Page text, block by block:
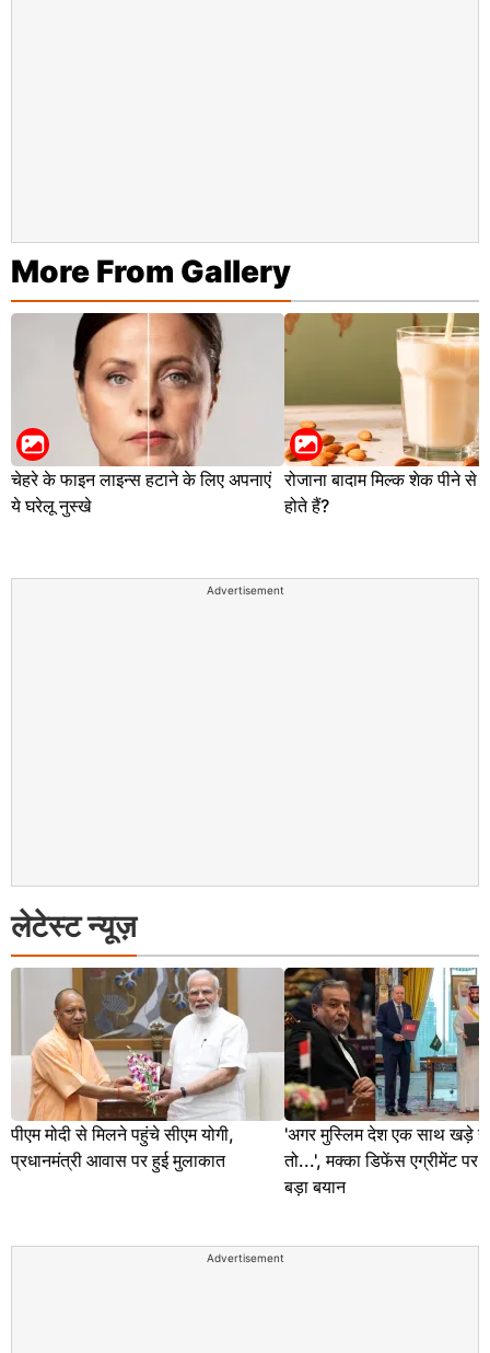
More From Gallery
चेहरे के फाइन लाइन्स हटाने के लिए अपनाएं
ये घरेलू नुस्खे
रोजाना बादाम मिल्क शेक पीने से
होते हैं?
Advertisement
लेटेस्ट न्यूज़
पीएम मोदी से मिलने पहुंचे सीएम योगी,
प्रधानमंत्री आवास पर हुई मुलाकात
'अगर मुस्लिम देश एक साथ खड़े
तो...', मक्का डिफेंस एग्रीमेंट पर
बड़ा बयान
Advertisement